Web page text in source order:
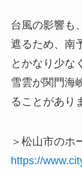
台風の影響も
遮るため、南
とかなり少な
雪雲が関門海
ることがあり
＞松山市のホ
https://